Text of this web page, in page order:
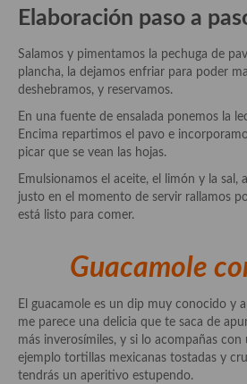
Cocina Murciana
Cocina Riojana
Cocina Valenciana
Cocina Vasca
Cocina Europea
Cocina Alemana
Cocina Austriaca
Cocina Britanica
Cocina Bulgara
Elaboración paso a
Salamos y pimentamos la pechuga de
plancha, la dejamos enfriar para poder
deshebramos, y reservamos.
En una fuente de ensalada ponemos la
Encima repartimos el pavo e
picar que se vean las hojas.
Emulsionamos el aceite, el limón y la sal,
justo en el momento de servir rallamos
está listo para comer.
Guacamole
El guacamole es un dip muy conocido y
me parece una delicia que te saca de
más inverosímiles, y si lo acompañas
ejemplo tortillas mexicanas tostadas y
tendrás un aperitivo estupendo.